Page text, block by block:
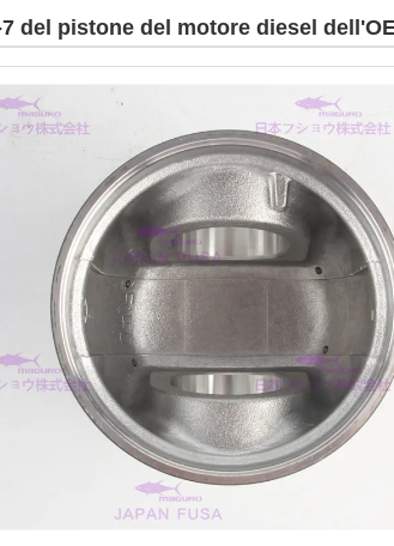
del pistone del motore diesel